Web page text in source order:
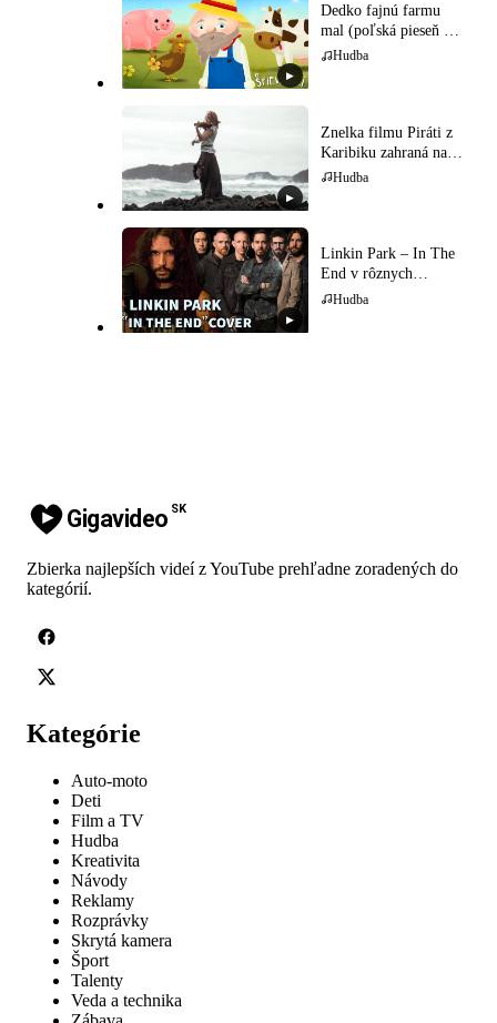
▶
Dedko fajnú farmu
mal (poľská pieseň pre
deti)
Hudba
▶
Znelka filmu Piráti z
Karibiku zahraná na
husliach
Hudba
▶
Linkin Park – In The
End v rôznych
hudobných štýloch
Hudba
Gigavideo SK
Zbierka najlepších videí z YouTube prehľadne zoradených do
kategórií.
Kategórie
Auto-moto
Deti
Film a TV
Hudba
Kreativita
Návody
Reklamy
Rozprávky
Skrytá kamera
Šport
Talenty
Veda a technika